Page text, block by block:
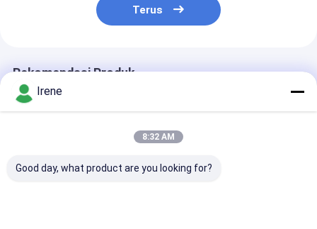
Terus
Rekomendasi Produk
Irene
8:32 AM
Good day, what product are you looking for?